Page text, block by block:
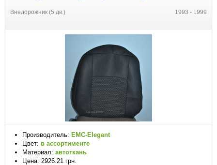
Внедорожник (5 дв.) 1993 - 1999
Производитель: EMC-Elegant
Цвет: в ассортименте
Материал: автоткань
Цена: 2926.21 грн.